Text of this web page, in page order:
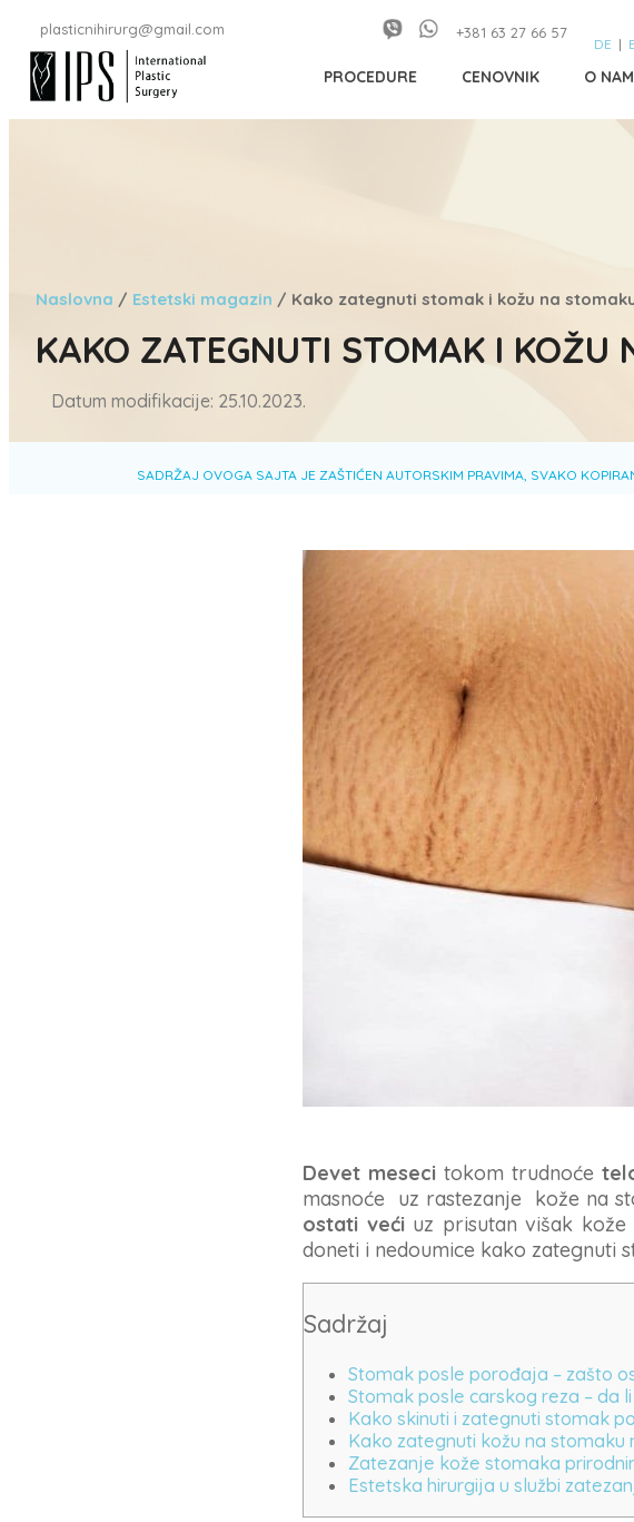
plasticnihirurg@gmail.com +381 63 27 66 57
DE |
PROCEDURE CENOVNIK O
Naslovna / Estetski magazin / Kako zategnuti stomak i kožu na
KAKO ZATEGNUTI STOMAK I
Datum modifikacije: 25.10.2023.
SADRŽAJ OVOGA SAJTA JE ZAŠTIĆEN AUTORSKIM PRAVIMA, SVAKO
Devet meseci tokom trudnoće
masnoće uz rastezanje kože na
ostati veći uz prisutan višak
doneti i nedoumice kako zategnuti
Sadržaj
Stomak posle porođaja – zašto
Stomak posle carskog reza – da
Kako skinuti i zategnuti stomak
Kako zategnuti kožu na stomaku
Zatezanje kože stomaka
Estetska hirurgija u službi